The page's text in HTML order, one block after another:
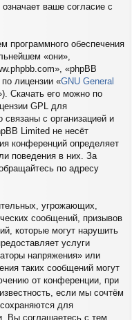
ваше согласие с
программного обеспечения
«они»,
«phpBB
лицензии «GNU General
Скачать его можно по
GPL для
связаны с организацией и
Limited не несёт
конференций определяет
поведения в них. За
по адресу
угрожающих,
сообщений, призывов
которые могут нарушить
услуги
напряжения» или
таких сообщений могут
от конференции, при
если мы сочтём
для
Вы соглашаетесь с тем,